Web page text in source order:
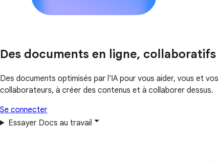
Des documents en ligne, collaboratifs
Des documents optimisés par l'IA pour vous aider, vous et vos
collaborateurs, à créer des contenus et à collaborer dessus.
Se connecter
Essayer Docs au travail